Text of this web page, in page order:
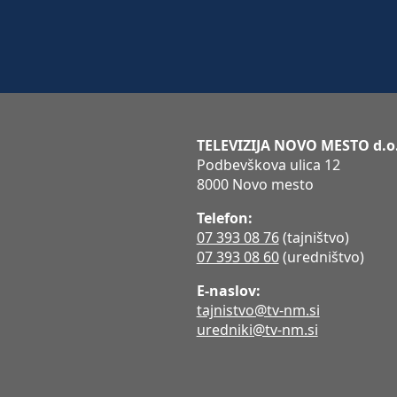
TELEVIZIJA NOVO MESTO
Podbevškova ulica 12
8000 Novo mesto
Telefon:
07 393 08 76(tajništvo)
07 393 08 60(uredništvo)
E-naslov:
tajnistvo@tv-nm.si
uredniki@tv-nm.si